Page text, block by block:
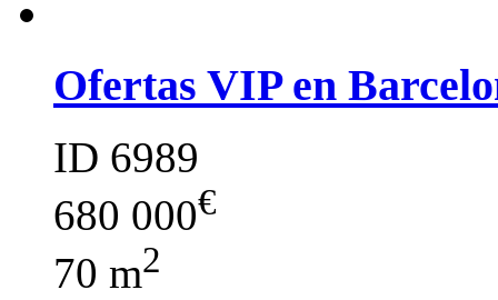
Ofertas VIP en
ID 6989
680 000€
70 m2